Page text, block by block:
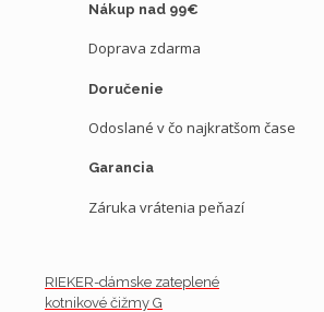
Nákup nad 99€
Doprava zdarma
Doručenie
Odoslané v čo najkratšom čase
Garancia
Záruka vrátenia peňazí
RIEKER-dámske zateplené
kotnikové čižmy G